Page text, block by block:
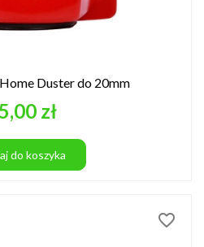
Duster do 20mm
zł
do koszyka
favorite_border